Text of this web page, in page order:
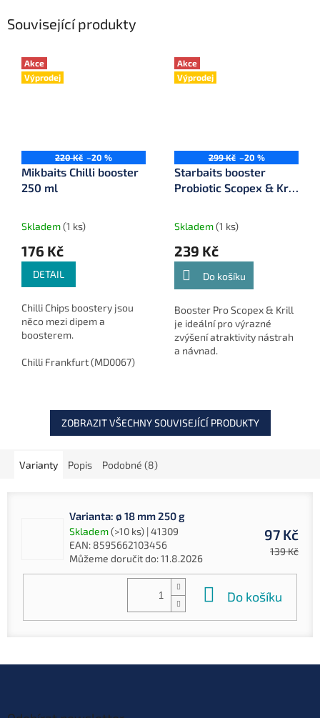
Související produkty
Akce
Výprodej
220 Kč –20 %
Mikbaits Chilli booster
250 ml
Skladem(1 ks)
176 Kč
DETAIL
Chilli Chips boostery jsou
něco mezi dipem a
boosterem.
Chilli Frankfurt (MD0067)
Akce
Výprodej
299 Kč –20 %
Starbaits booster
Probiotic Scopex & Krill
Skladem(1 ks)
239 Kč
Do košíku
Booster Pro Scopex & Krill
je ideální pro výrazné
zvýšení atraktivity nástrah
a návnad.
ZOBRAZIT VŠECHNY SOUVISEJÍCÍ PRODUKTY
Varianty Popis Podobné (8)
Varianta: ø 18 mm 250 g
Skladem(>10 ks) | 41309
EAN: 8595662103456
Můžeme doručit do:11.8.2026
97 Kč
139 Kč
Do košíku